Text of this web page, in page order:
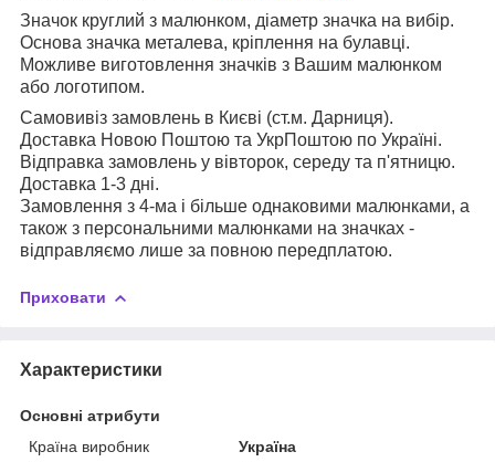
Значок круглий з малюнком, діаметр значка на вибір.
Основа значка металева, кріплення на булавці.
Можливе виготовлення значків з Вашим малюнком
або логотипом.
Самовивіз замовлень в Києві (ст.м. Дарниця).
Доставка Новою Поштою та УкрПоштою по Україні.
Відправка замовлень у вівторок, середу та п'ятницю.
Доставка 1-3 дні.
Замовлення з 4-ма і більше однаковими малюнками, а
також з персональними малюнками на значках -
відправляємо лише за повною передплатою.
Приховати
Характеристики
Основні атрибути
Країна виробник
Україна